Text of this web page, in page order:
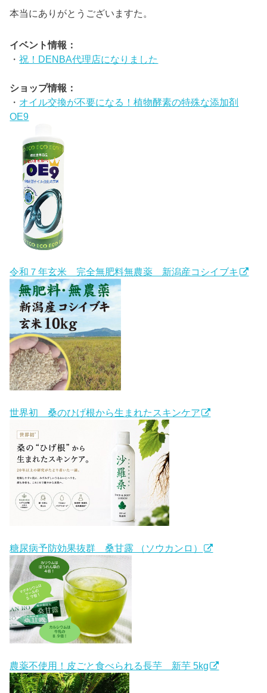
本当にありがとうございますた。
イベント情報：
・祝！DENBA代理店になりました
ショップ情報：
・ オイル交換が不要になる！植物酵素の特殊な添加剤
OE9
令和７年玄米 完全無肥料無農薬 新潟産コシイブキ
世界初 桑のひげ根から生まれたスキンケア
糖尿病予防効果抜群 桑甘露 （ソウカンロ）
農薬不使用！皮ごと食べられる長芋 新芋 5kg